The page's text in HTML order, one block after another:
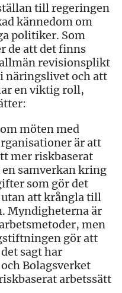
till regeringen
kännedom om
politiker. Som
de att det finns
revisionsplikt
näringslivet och att
en viktig roll,
möten med
är att
mer riskbaserat
samverkan kring
som gör det
att krångla till
Myndigheterna är
men
gör att
sagt har
Bolagsverket
arbetssätt